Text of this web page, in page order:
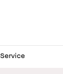
Service